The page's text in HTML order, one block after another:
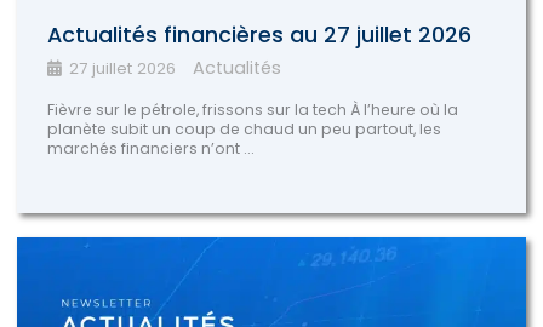
Actualités financières au 27 juillet 2026
27 juillet 2026 Actualités
Fièvre sur le pétrole, frissons sur la tech À l’heure où la
planète subit un coup de chaud un peu partout, les
marchés financiers n’ont ...